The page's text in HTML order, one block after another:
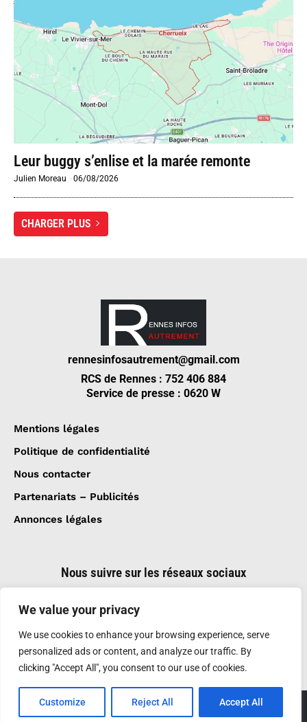
We value your privacy
We use cookies to enhance your browsing experience, serve
personalized ads or content, and analyze our traffic. By
clicking "Accept All", you consent to our use of cookies.
Customize Reject All Accept All
Leur buggy s’enlise et la marée remonte
Julien Moreau -06/08/2026
CHARGER PLUS
rennesinfosautrement@gmail.com
RCS de Rennes : 752 406 884
Service de presse : 0620 W
Mentions légales
Politique de confidentialité
Nous contacter
Partenariats – Publicités
Annonces légales
Nous suivre sur les réseaux sociaux
Création et réalisation :GDM-Pixel
, tous droits
réservés